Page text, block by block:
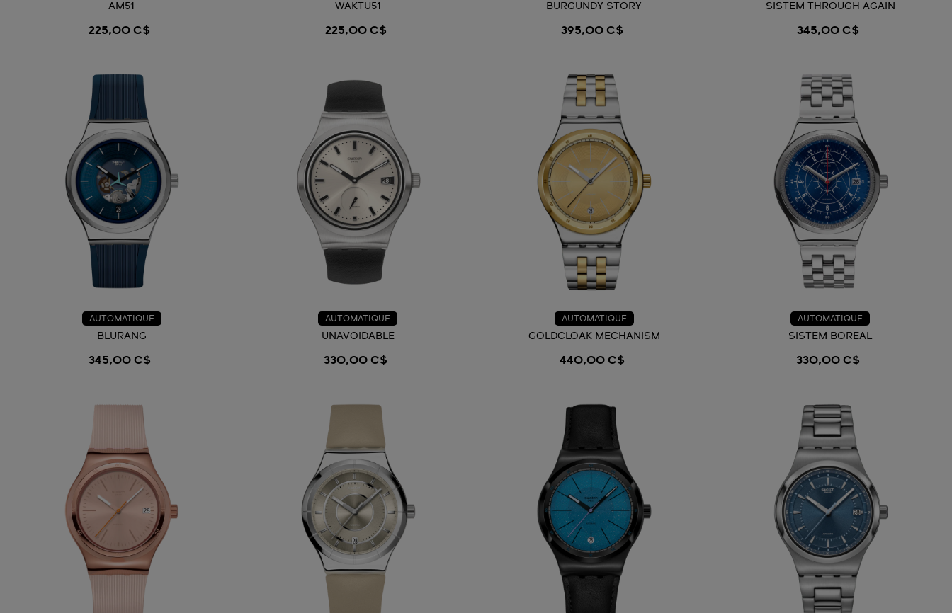
AM51
225,00 C$
WAKTU51
225,00 C$
BURGUNDY STORY
395,00 C$
SISTEM THROUGH AGAIN
345,00 C$
AUTOMATIQUE
BLURANG
345,00 C$
AUTOMATIQUE
UNAVOIDABLE
330,00 C$
AUTOMATIQUE
GOLDCLOAK MECHANISM
440,00 C$
AUTOMATIQUE
SISTEM BOREAL
330,00 C$